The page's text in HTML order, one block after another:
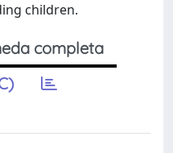
children.
completa